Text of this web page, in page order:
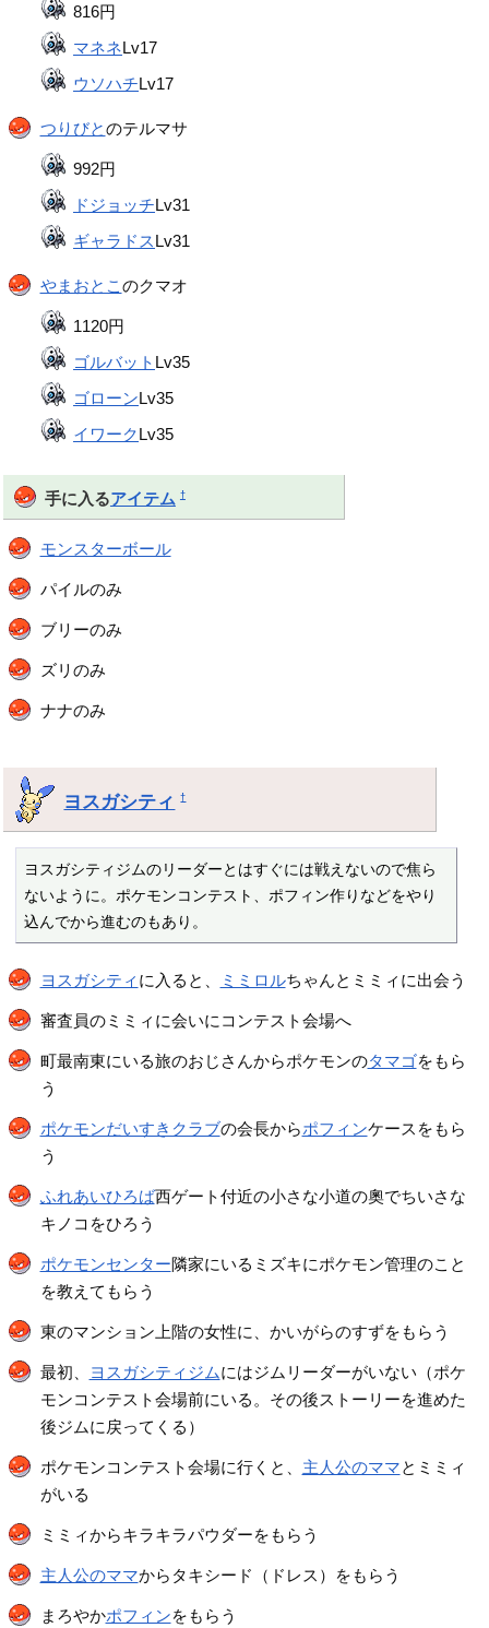
816円
マネネLv17
ウソハチLv17
つりびとのテルマサ
992円
ドジョッチLv31
ギャラドスLv31
やまおとこ のクマオ
1120円
ゴルバット Lv35
ゴローンLv35
イワークLv35
手に入るアイテム †
モンスターボール
パイルのみ
ブリーのみ
ズリのみ
ナナのみ
ヨスガシティ †
ヨスガシティジムのリーダーとはすぐには戦えないので焦ら
ないように。ポケモンコンテスト、ポフィン作りなどをやり
込んでから進むのもあり。
ヨスガシティ に入ると、 ミミロルちゃんとミミィに出会う
審査員のミミィに会いにコンテスト会場へ
町最南東にいる旅のおじさんからポケモンのタマゴをもら
う
ポケモンだいすきクラブの会長からポフィンケースをもら
う
ふれあいひろば西ゲート付近の小さな小道の奧でちいさな
キノコをひろう
ポケモンセンター隣家にいるミズキにポケモン管理のこと
を教えてもらう
東のマンション上階の女性に、かいがらのすずをもらう
最初、 ヨスガシティジムにはジムリーダーがいない（ポケ
モンコンテスト会場前にいる。その後ストーリーを進めた
後ジムに戻ってくる）
ポケモンコンテスト会場に行くと、 主人公のママとミミィ
がいる
ミミィからキラキラパウダーをもらう
主人公のママからタキシード（ドレス）をもらう
まろやかポフィンをもらう